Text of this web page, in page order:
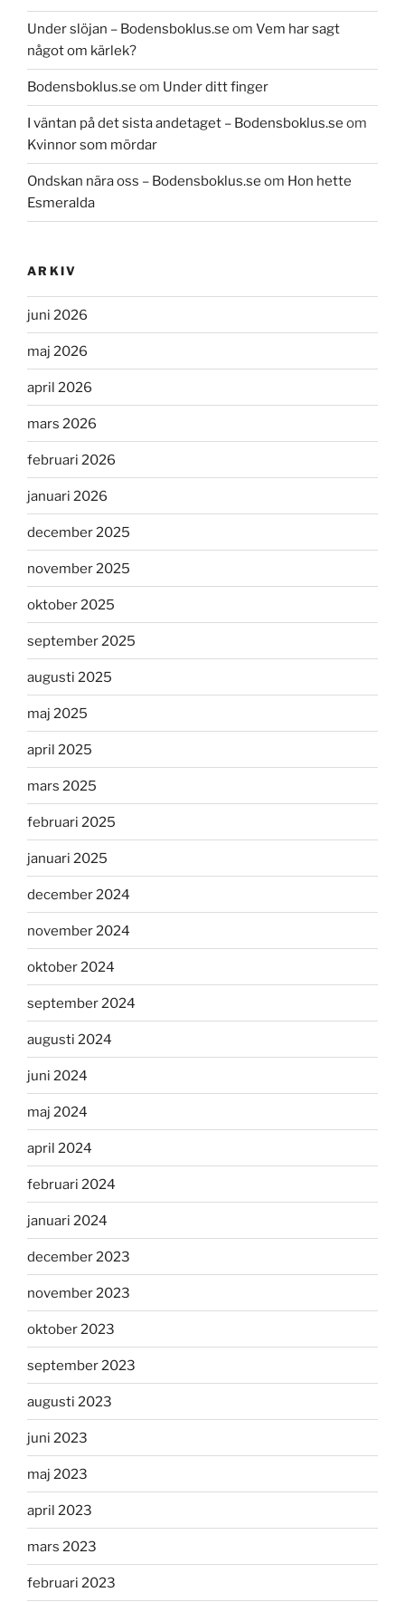
Under slöjan – Bodensboklus.se om Vem har sagt
något om kärlek?
Bodensboklus.se om Under ditt finger
I väntan på det sista andetaget – Bodensboklus.se om
Kvinnor som mördar
Ondskan nära oss – Bodensboklus.se om Hon hette
Esmeralda
ARKIV
juni 2026
maj 2026
april 2026
mars 2026
februari 2026
januari 2026
december 2025
november 2025
oktober 2025
september 2025
augusti 2025
maj 2025
april 2025
mars 2025
februari 2025
januari 2025
december 2024
november 2024
oktober 2024
september 2024
augusti 2024
juni 2024
maj 2024
april 2024
februari 2024
januari 2024
december 2023
november 2023
oktober 2023
september 2023
augusti 2023
juni 2023
maj 2023
april 2023
mars 2023
februari 2023